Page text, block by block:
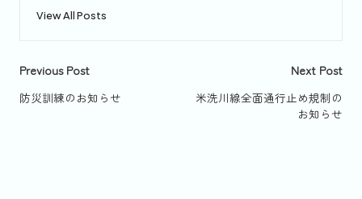
View All Posts
Post
navigation
Previous Post
防災訓練のお知らせ
Next Post
米洗川線全面通行止め規制の
お知らせ